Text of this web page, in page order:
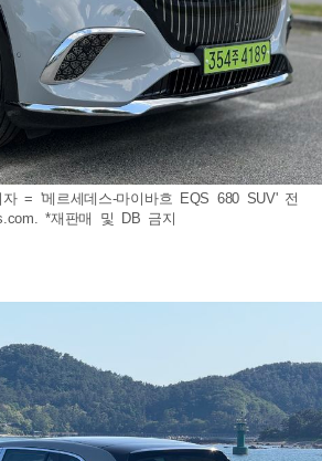
= '메르세데스-마이바흐 EQS 680 SUV' 전
. *재판매 및 DB 금지